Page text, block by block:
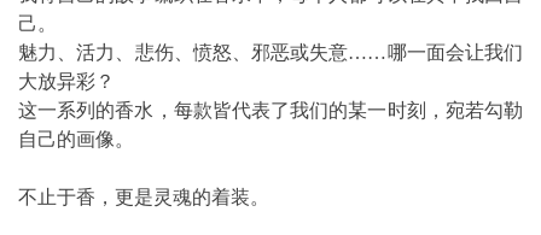
己。
魅力、活力、悲伤、愤怒、邪恶或失意……哪一面会让我们
大放异彩？
这一系列的香水，每款皆代表了我们的某一时刻，宛若勾勒
自己的画像。
不止于香，更是灵魂的着装。